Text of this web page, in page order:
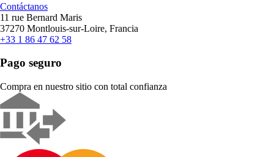
Contáctanos
11 rue Bernard Maris
37270 Montlouis-sur-Loire, Francia
+33 1 86 47 62 58
Pago seguro
Compra en nuestro sitio con total confianza